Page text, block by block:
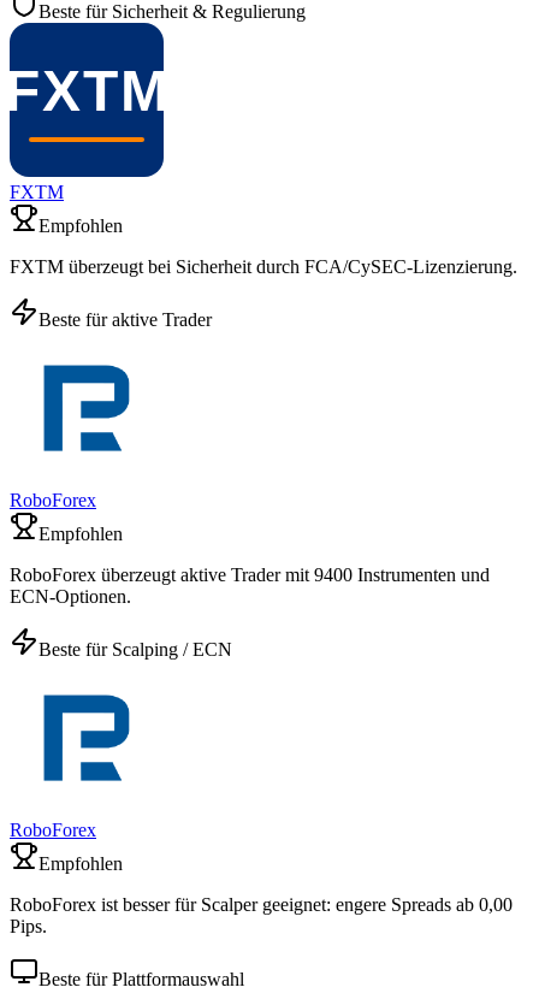
Beste für Sicherheit & Regulierung
FXTM
Empfohlen
FXTM überzeugt bei Sicherheit durch FCA/CySEC-Lizenzierung.
Beste für aktive Trader
RoboForex
Empfohlen
RoboForex überzeugt aktive Trader mit 9400 Instrumenten und
ECN-Optionen.
Beste für Scalping / ECN
RoboForex
Empfohlen
RoboForex ist besser für Scalper geeignet: engere Spreads ab 0,00
Pips.
Beste für Plattformauswahl